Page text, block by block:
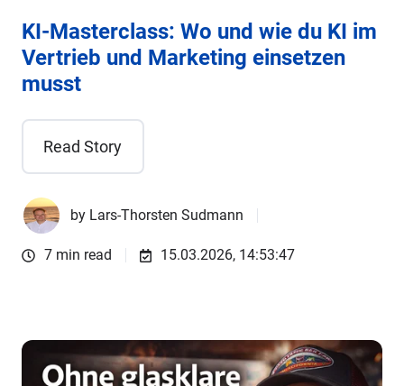
KI-Masterclass: Wo und wie du KI im
Vertrieb und Marketing einsetzen
musst
Read Story
by Lars-Thorsten Sudmann
7 min read 15.03.2026, 14:53:47